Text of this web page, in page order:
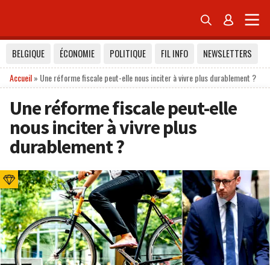
 
BELGIQUE ÉCONOMIE POLITIQUE FIL INFO
NEWSLETTERS
Accueil» Une réforme fiscale peut-elle nous inciter à vivre plus durablement ?
Une réforme fiscale peut-elle
nous inciter à vivre plus
durablement ?